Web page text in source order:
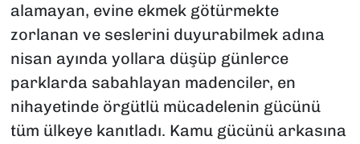
alamayan, evine ekmek götürmekte
zorlanan ve seslerini duyurabilmek adına
nisan ayında yollara düşüp günlerce
parklarda sabahlayan madenciler, en
nihayetinde örgütlü mücadelenin gücünü
tüm ülkeye kanıtladı. Kamu gücünü arkasına